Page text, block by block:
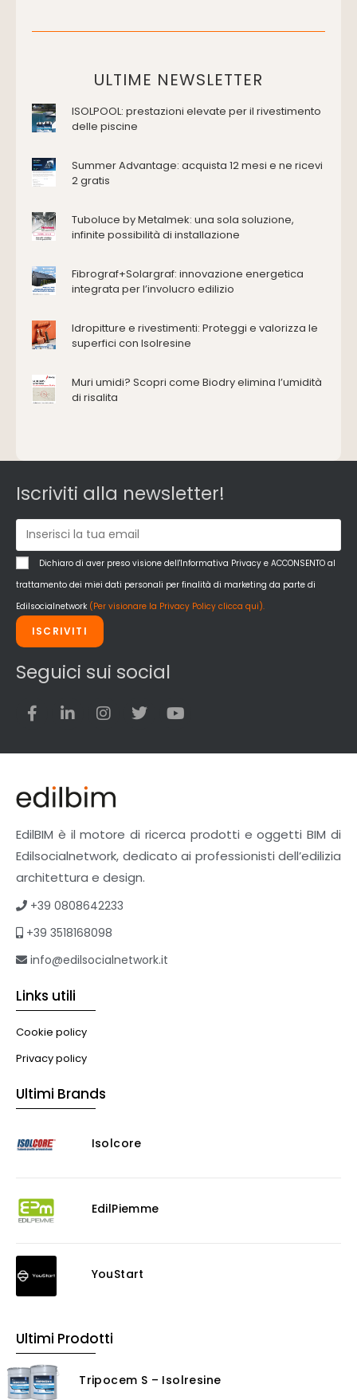
Placche di comando per wc
Domotica Ed Impianti Elettrici
Edilizia
Antincendio e sicurezza
Attrezzature manuali
Cappe d'aspirazione
Consolidamento
Deumidificazione
Energie rinnovabili
Ferramenta e fissaggi
Impianti idrici e depurazione
Impianti termici e climatizzazione
Materiali da costruzione
Pareti esterne e facciate
Pareti Interne
reti
Reti di adduzione gas
Sicurezza e dpi
Siderurgia
Strumenti di rilievo e misurazione
Strutture
Superfici
Teli
Veicoli multiuso
Pavimenti e rivestimenti
Pavimenti industriali
Sistemi giardini pensili
Supporti per esterni
Tetti verdi
eBook
Formazione professionale
Illuminazione
Murature
Risanamento E Restauro
Consolidanti
Rasanti per muro
Senza Categoria
ULTIME NEWSLETTER
ISOLPOOL: prestazioni elevate per il rivestimento
delle piscine
Summer Advantage: acquista 12 mesi e ne ricevi
2 gratis
Tuboluce by Metalmek: una sola soluzione,
infinite possibilità di installazione
Fibrograf+Solargraf: innovazione energetica
integrata per l’involucro edilizio
Idropitture e rivestimenti: Proteggi e valorizza le
superfici con Isolresine
Muri umidi? Scopri come Biodry elimina l’umidità
di risalita
Iscriviti alla newsletter!
Dichiaro di aver preso visione dell'Informativa Privacy e ACCONSENTO al
trattamento dei miei dati personali per finalità di marketing da parte di
Edilsocialnetwork (Per visionare la Privacy Policy clicca qui).
ISCRIVITI
Seguici sui social
EdilBIM è il motore di ricerca prodotti e oggetti BIM di
Edilsocialnetwork, dedicato ai professionisti dell’edilizia
architettura e design.
+39 0808642233
+39 3518168098
info@edilsocialnetwork.it
Links utili
Cookie policy
Privacy policy
Ultimi Brands
Isolcore
EdilPiemme
YouStart
Ultimi Prodotti
Tripocem S – Isolresine